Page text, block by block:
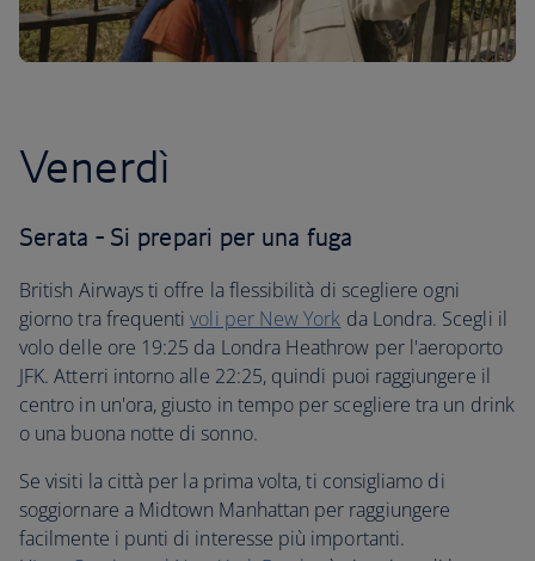
Venerdì
Serata - Si prepari per una fuga
British Airways ti offre la flessibilità di scegliere ogni
giorno tra frequentivoli per New York da Londra. Scegli il
volo delle ore 19:25 da Londra Heathrow per l'aeroporto
JFK. Atterri intorno alle 22:25, quindi puoi raggiungere il
centro in un'ora, giusto in tempo per scegliere tra un drink
o una buona notte di sonno.
Se visiti la città per la prima volta, ti consigliamo di
soggiornare a Midtown Manhattan per raggiungere
facilmente i punti di interesse più importanti.